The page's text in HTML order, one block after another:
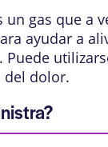
gas que a
ayudar a
del dolor.